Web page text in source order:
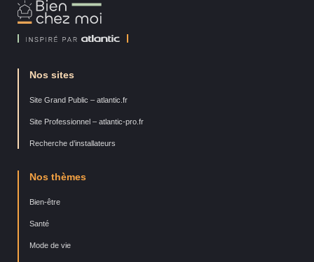
Bien
Chez
Nos sites
Site Grand Public – atlantic.fr
Site Professionnel – atlantic-pro.fr
Recherche d’installateurs
Nos thèmes
Bien-être
Santé
Mode de vie